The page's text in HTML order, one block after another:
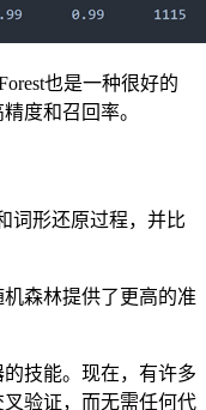
也是一种很好的
度和召回率。
词形还原过程，并比
森林提供了更高的准
技能。现在，有许多
验证，而无需任何代